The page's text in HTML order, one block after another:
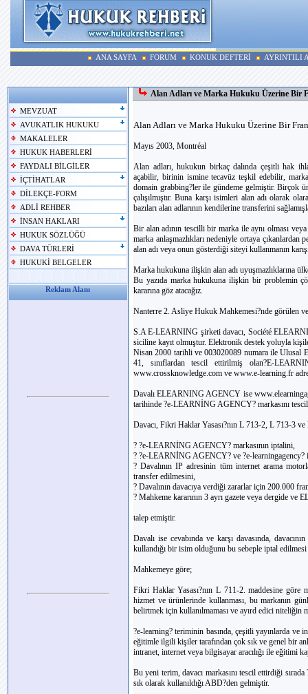
ANA SAYFA FORUM KONUK DEFTERİ AYRINTILI
MEVZUAT
AVUKATLIK HUKUKU
MAKALELER
HUKUK HABERLERİ
FAYDALI BİLGİLER
İÇTİHATLAR
DİLEKÇE-FORM
ADLİ REHBER
İNSAN HAKLARI
HUKUK SÖZLÜĞÜ
DAVA TÜRLERİ
HUKUKİ BELGELER
Reklam Alanı
Alan Adları ve Marka Hukuku Üzerine Bir
Alan Adları ve Marka Hukuku Üzerine Bir
Mayıs 2003, Montréal
Alan adları, hukukun birkaç dalında çeşitli hak
açabilir, birinin ismine tecavüz teşkil edebilir,
domain grabbing?ler ile gündeme gelmiştir. Birçok
çalışılmıştır. Buna karşı isimleri alan adı olarak
bazıları alan adlarının kendilerine transferini
Bir alan adının tescilli bir marka ile aynı olması
marka anlaşmazlıkları nedeniyle ortaya çıkanlardan
alan adı veya onun gösterdiği siteyi kullanmanın
Marka hukukuna ilişkin alan adı uyuşmazlıklarına
Bu yazıda marka hukukuna ilişkin bir problemin
kararına göz atacağız.
Nanterre 2. Asliye Hukuk Mahkemesi?nde görülen
S.A E-LEARNING şirketi davacı, Société
siciline kayıt olmuştur. Elektronik destek yoluyla
Nisan 2000 tarihli ve 003020089 numara ile Ulusal
41, sınıflardan tescil ettirilmiş olan?E-
www.crossknowledge.com ve www.e-learning.fr
Davalı ELEARNING AGENCY ise
tarihinde ?e-LEARNİNG AGENCY? markasını
Davacı, Fikri Haklar Yasası?nın L 713-2, L 713-3
? ?e-LEARNİNG AGENCY? markasının iptalini,
? ?e-LEARNİNG AGENCY? ve ?e-learningagency?
? Davalının IP adresinin tüm internet arama
transfer edilmesini,
? Davalının davacıya verdiği zararlar için 200.000
? Mahkeme kararının 3 ayrı gazete veya dergide
talep etmiştir.
Davalı ise cevabında ve karşı davasında,
kullandığı bir isim olduğunu bu sebeple iptal
Mahkemeye göre;
Fikri Haklar Yasası?nın L 711-2. maddesine göre
hizmet ve ürünlerinde kullanması, bu markanın
belirtmek için kullanılmaması ve ayırd edici niteliğin
?e-learning? teriminin basında, çeşitli yayınlarda ve
eğitimle ilgili kişiler tarafından çok sık ve genel bir
intranet, internet veya bilgisayar aracılığı ile eğitimi
Bu yeni terim, davacı markasını tescil ettirdiği
sık olarak kullanıldığı ABD?den gelmiştir.